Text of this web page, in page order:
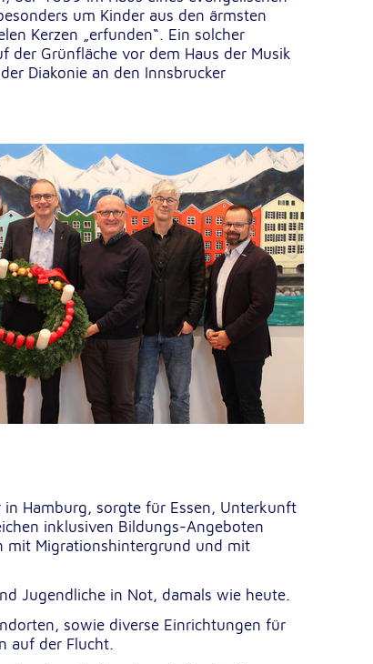
um Kinder aus den ärmsten
Kerzen „erfunden“. Ein solcher
der Grünfläche vor dem Haus der Musik
Diakonie an den Innsbrucker
Hamburg, sorgte für Essen, Unterkunft
inklusiven Bildungs-Angeboten
mit Migrationshintergrund und mit
Jugendliche in Not, damals wie heute.
sowie diverse Einrichtungen für
auf der Flucht.